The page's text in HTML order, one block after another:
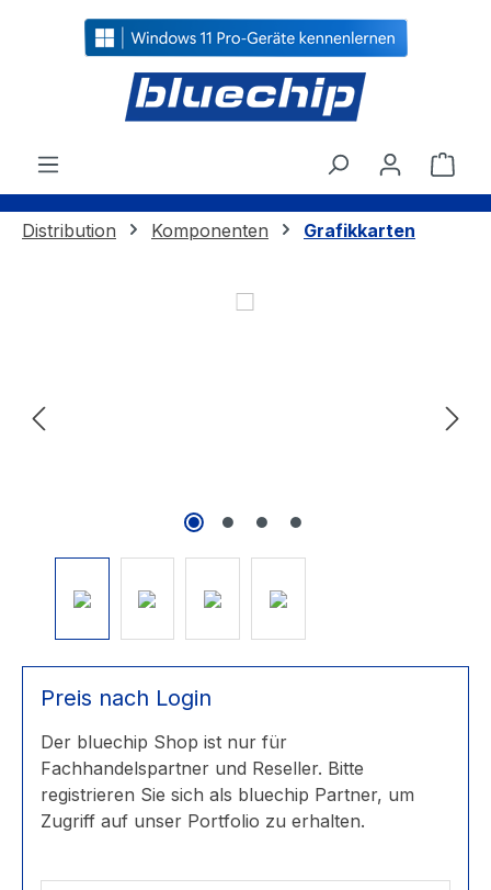
springen
Distribution Komponenten Grafikkarten
Bildergalerie überspringen
Preis nach Login
Der bluechip Shop ist nur für
Fachhandelspartner und Reseller. Bitte
registrieren Sie sich als bluechip Partner, um
Zugriff auf unser Portfolio zu erhalten.